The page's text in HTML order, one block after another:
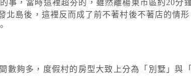
事，當時這裡超夯的，雖然離楊東市區約20
北島後，這裡反而成了前不著村後不著店的情
數夠多，度假村的房型大致上分為「別墅」與